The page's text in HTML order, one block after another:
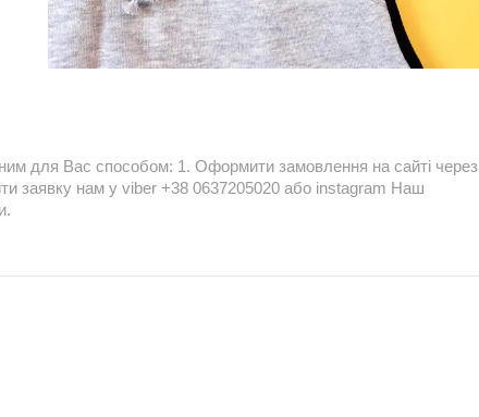
для Вас способом: 1. Оформити замовлення на сайті через
заявку нам у viber +38 0637205020 або instagram Наш